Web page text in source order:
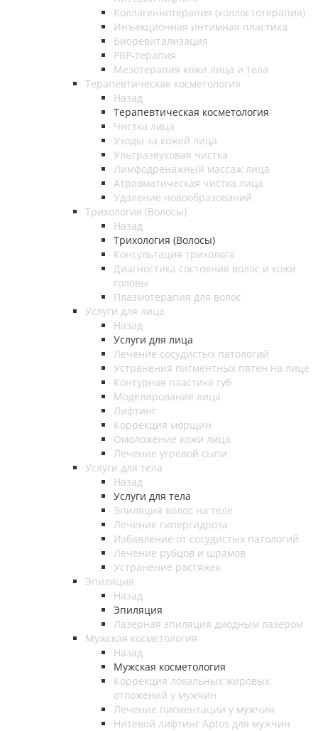
Коллагеннотерапия (коллостотерапия)
Инъекционная интимная пластика
Биоревитализация
PRP-терапия
Мезотерапия кожи лица и тела
Терапевтическая косметология
Назад
Терапевтическая косметология
Чистка лица
Уходы за кожей лица
Ультразвуковая чистка
Лимфодренажный массаж лица
Атравматическая чистка лица
Удаление новообразований
Трихология (Волосы)
Назад
Трихология (Волосы)
Консультация трихолога
Диагностика состояния волос и кожи
головы
Плазмотерапия для волос
Услуги для лица
Назад
Услуги для лица
Лечение сосудистых патологий
Устранения пигментных пятен на лице
Контурная пластика губ
Моделирование лица
Лифтинг
Коррекция морщин
Омоложение кожи лица
Лечение угревой сыпи
Услуги для тела
Назад
Услуги для тела
Эпиляция волос на теле
Лечение гипергидроза
Избавление от сосудистых патологий
Лечение рубцов и шрамов
Устранение растяжек
Эпиляция
Назад
Эпиляция
Лазерная эпиляция диодным лазером
Мужская косметология
Назад
Мужская косметология
Коррекция локальных жировых
отложений у мужчин
Лечение пигментации у мужчин
Нитевой лифтинг Aptos для мужчин